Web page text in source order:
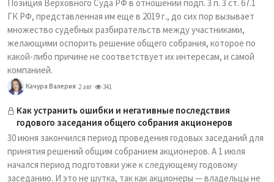
Позиция Верховного Суда РФ в отношении подп. 3 п. 3 ст. 67.1
ГК РФ, представленная им еще в 2019 г., до сих пор вызывает
множество судебных разбирательств между участниками,
желающими оспорить решение общего собрания, которое по
какой-либо причине не соответствует их интересам, и самой
компанией.
Качура Валерия 2 авг 341
Как устранить ошибки и негативные последствия
годового заседания общего собрания акционеров
30 июня закончился период проведения годовых заседаний для
принятия решений общим собранием акционеров. А 1 июля
начался период подготовки уже к следующему годовому
заседанию. И это не шутка, так как акционеры — владельцы не